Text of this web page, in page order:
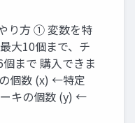
り方 ① 変数を特
大10個まで、チ
まで 購入できま
個数 (x) ←特定
キの個数 (y) ←